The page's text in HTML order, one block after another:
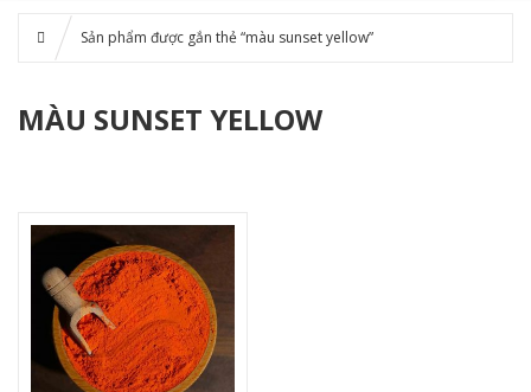
Sản phẩm được gắn thẻ “màu sunset yellow”
MÀU SUNSET YELLOW